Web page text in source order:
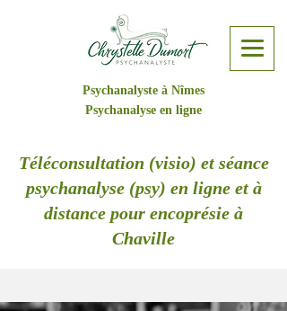
Psychanalyste à Nîmes
Psychanalyse en ligne
Téléconsultation (visio) et séance
psychanalyse (psy) en ligne et à
distance pour encoprésie à
Chaville